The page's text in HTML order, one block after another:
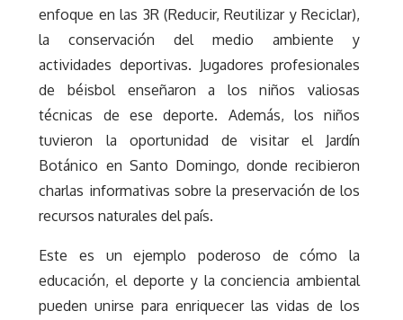
enfoque en las 3R (Reducir, Reutilizar y Reciclar),
la conservación del medio ambiente y
actividades deportivas. Jugadores profesionales
de béisbol enseñaron a los niños valiosas
técnicas de ese deporte. Además, los niños
tuvieron la oportunidad de visitar el Jardín
Botánico en Santo Domingo, donde recibieron
charlas informativas sobre la preservación de los
recursos naturales del país.
Este es un ejemplo poderoso de cómo la
educación, el deporte y la conciencia ambiental
pueden unirse para enriquecer las vidas de los